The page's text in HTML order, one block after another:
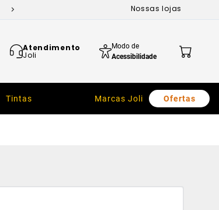
Nossas lojas
Atendimento
Joli
Modo de
Acessibilidade
Tintas Marcas Joli Ofertas